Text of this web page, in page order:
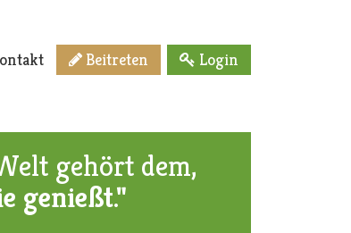
Beitreten Login
gehört dem,
genießt."